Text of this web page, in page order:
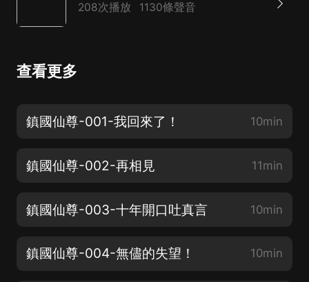
208次播放 1130條聲音
查看更多
鎮國仙尊-001-我回來了！ 10min
鎮國仙尊-002-再相見 11min
鎮國仙尊-003-十年開口吐真言 10min
鎮國仙尊-004-無儘的失望！ 10min